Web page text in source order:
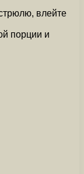
влейте
порции и